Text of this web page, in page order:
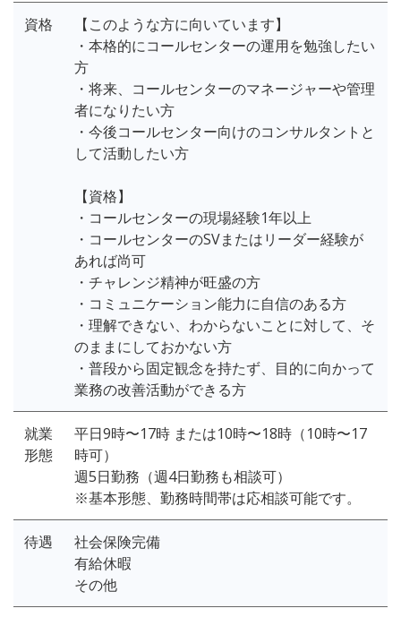
資格
【このような方に向いています】
・本格的にコールセンターの運用を勉強したい
方
・将来、コールセンターのマネージャーや管理
者になりたい方
・今後コールセンター向けのコンサルタントと
して活動したい方
【資格】
・コールセンターの現場経験1年以上
・コールセンターのSVまたはリーダー経験が
あれば尚可
・チャレンジ精神が旺盛の方
・コミュニケーション能力に自信のある方
・理解できない、わからないことに対して、そ
のままにしておかない方
・普段から固定観念を持たず、目的に向かって
業務の改善活動ができる方
就業
形態
平日9時〜17時 または10時〜18時（10時〜17
時可）
週5日勤務（週4日勤務も相談可）
※基本形態、勤務時間帯は応相談可能です。
待遇
社会保険完備
有給休暇
その他